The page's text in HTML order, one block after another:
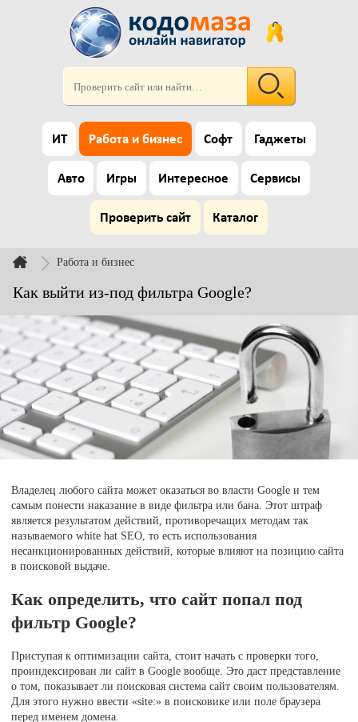
ИТ Работа и бизнес Софт Гаджеты
Авто Игры Интересное Сервисы
Проверить сайт Каталог
Работа и бизнес
Как выйти из-под фильтра Google?
Владелец любого сайта может оказаться во власти Google и тем
самым понести наказание в виде фильтра или бана. Этот штраф
является результатом действий, противоречащих методам так
называемого white hat SEO, то есть использования
несанкционированных действий, которые влияют на позицию сайта
в поисковой выдаче.
Как определить, что сайт попал под
фильтр Google?
Приступая к оптимизации сайта, стоит начать с проверки того,
проиндексирован ли сайт в Google вообще. Это даст представление
о том, показывает ли поисковая система сайт своим пользователям.
Для этого нужно ввести «site:» в поисковике или поле браузера
перед именем домена.